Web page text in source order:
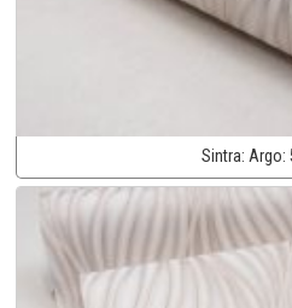
Sintra: Argo: